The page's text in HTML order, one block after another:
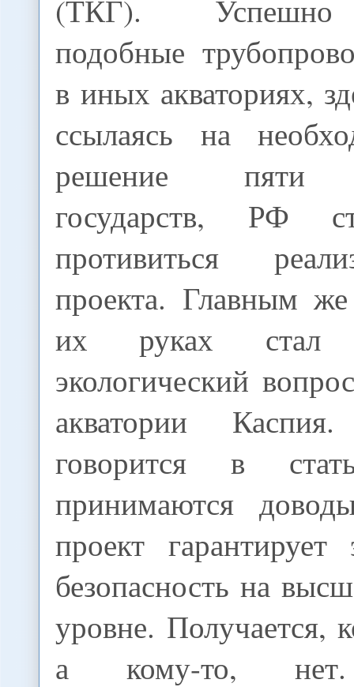
(ТКГ). Успешно
подобные
в иных акваториях,
ссылаясь на
решение пяти
государств, РФ
противиться
проекта. Главным
их руках стал
экологический
акватории
говорится в
принимаются
проект гарантирует
безопасность на
уровне. Получается,
а кому-то, нет.